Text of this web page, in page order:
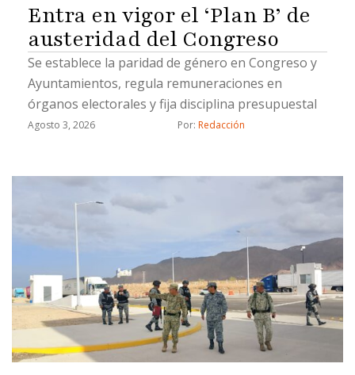
Entra en vigor el ‘Plan B’ de
austeridad del Congreso
Se establece la paridad de género en Congreso y
Ayuntamientos, regula remuneraciones en
órganos electorales y fija disciplina presupuestal
Agosto 3, 2026 Por: Redacción